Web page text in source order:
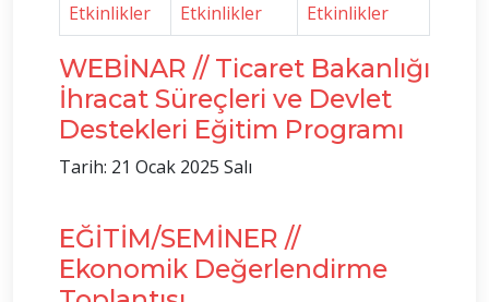
Etkinlikler
Etkinlikler
Etkinlikler
WEBİNAR // Ticaret Bakanlığı
İhracat Süreçleri ve Devlet
Destekleri Eğitim Programı
Tarih: 21 Ocak 2025 Salı
EĞİTİM/SEMİNER //
Ekonomik Değerlendirme